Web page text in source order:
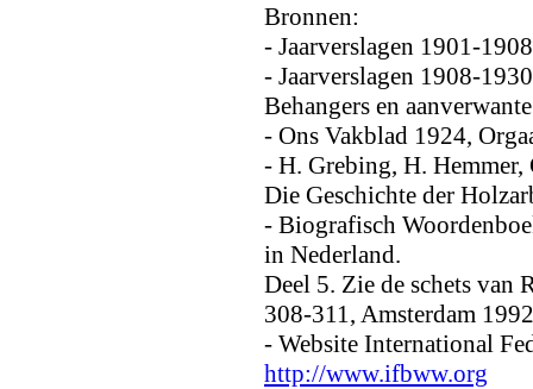
Bronnen:
- Jaarverslagen 1901-
- Jaarverslagen 1908-
Behangers en
- Ons Vakblad 1924,
- H. Grebing, H.
Die Geschichte der
- Biografisch
in Nederland.
Deel 5. Zie de schets van
308-311, Amsterdam
- Website International
http://www.ifbww.org